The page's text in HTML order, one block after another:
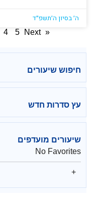
ה׳ בסיון ה׳תשפ״ד
« Previous
4 5 Next »
חיפוש שיעורים
עץ סדרות חדש
שיעורים מועדפים
No Favorites